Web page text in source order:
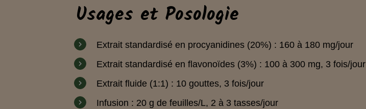
Usages et Posologie
Extrait standardisé en procyanidines (20%) : 160 à 180 mg/jour
Extrait standardisé en flavonoïdes (3%) : 100 à 300 mg, 3 fois/jour
Extrait fluide (1:1) : 10 gouttes, 3 fois/jour
Infusion : 20 g de feuilles/L, 2 à 3 tasses/jour